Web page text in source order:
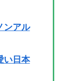
ンアル
い日本